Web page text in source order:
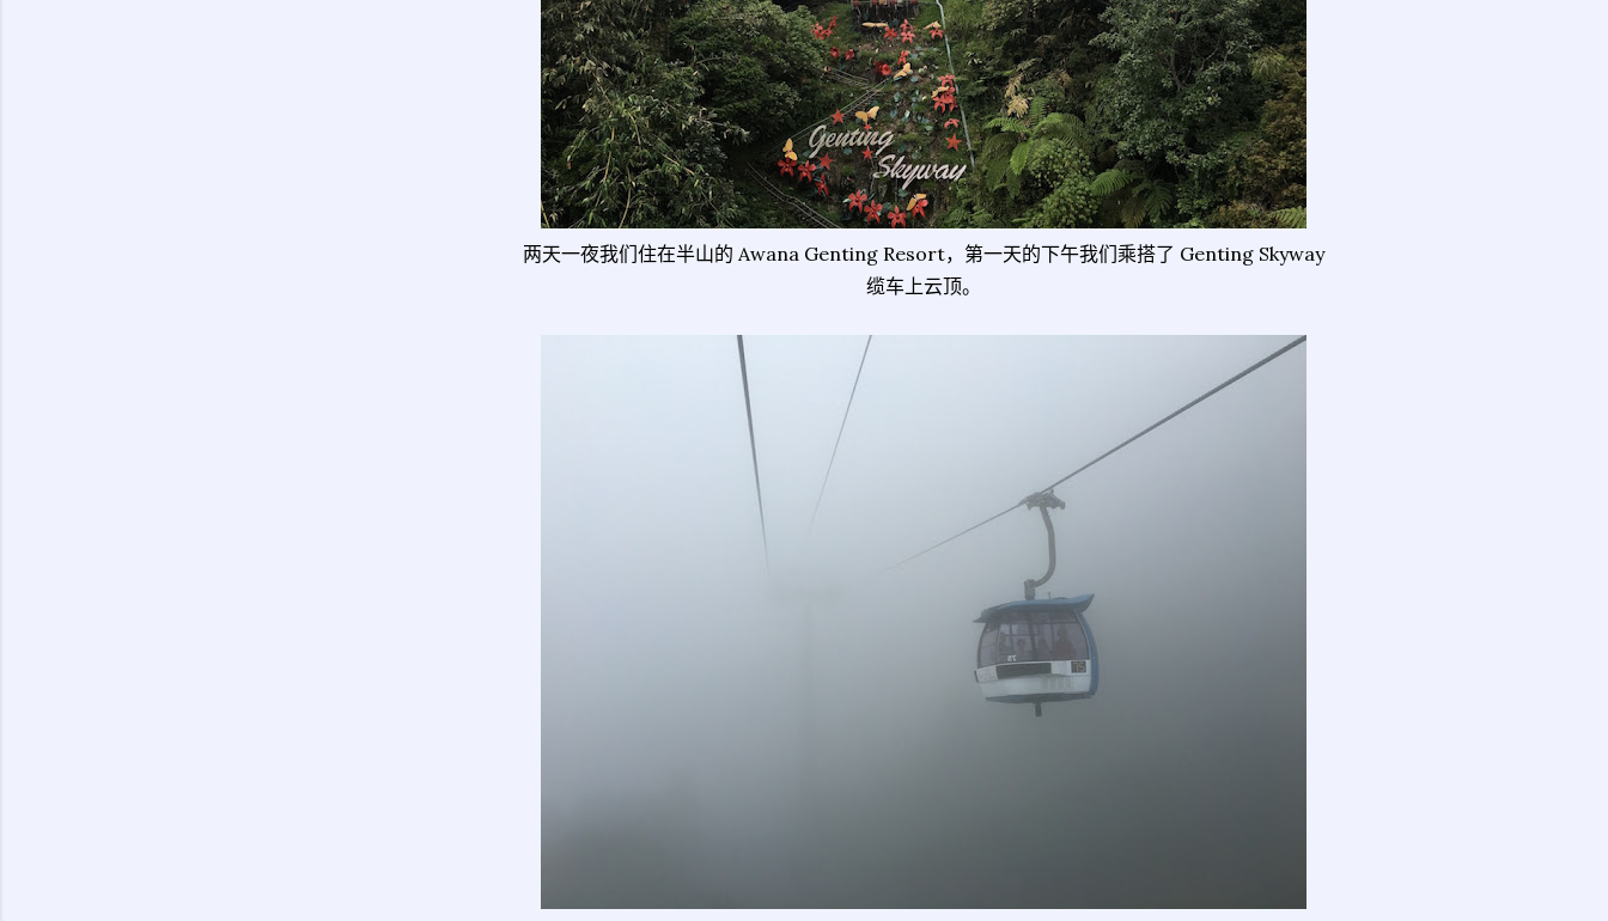
两天一夜我们住在半山的 Awana Genting Resort，第一天的下午我们乘搭了 Genting Skyway
缆车上云顶。